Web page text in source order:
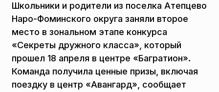
Школьники и родители из поселка Атепцево
Наро-Фоминского округа заняли второе
место в зональном этапе конкурса
«Секреты дружного класса», который
прошел 18 апреля в центре «Багратион».
Команда получила ценные призы, включая
поездку в центр «Авангард», сообщает